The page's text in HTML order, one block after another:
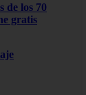
de los 70
gratis